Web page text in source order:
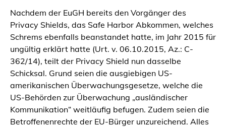
Nachdem der EuGH bereits den Vorgänger des
Privacy Shields, das Safe Harbor Abkommen, welches
Schrems ebenfalls beanstandet hatte, im Jahr 2015 für
ungültig erklärt hatte (Urt. v. 06.10.2015, Az.: C-
362/14), teilt der Privacy Shield nun dasselbe
Schicksal. Grund seien die ausgiebigen US-
amerikanischen Überwachungsgesetze, welche die
US-Behörden zur Überwachung „ausländischer
Kommunikation“ weitläufig befugen. Zudem seien die
Betroffenenrechte der EU-Bürger unzureichend. Alles